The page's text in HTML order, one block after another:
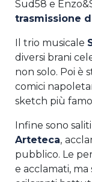
Sud58 e
trasmissione
Il trio musicale
diversi brani
non solo. Poi è
comici
sketch più
Infine sono
Arteteca,
pubblico. Le
e acclamati,